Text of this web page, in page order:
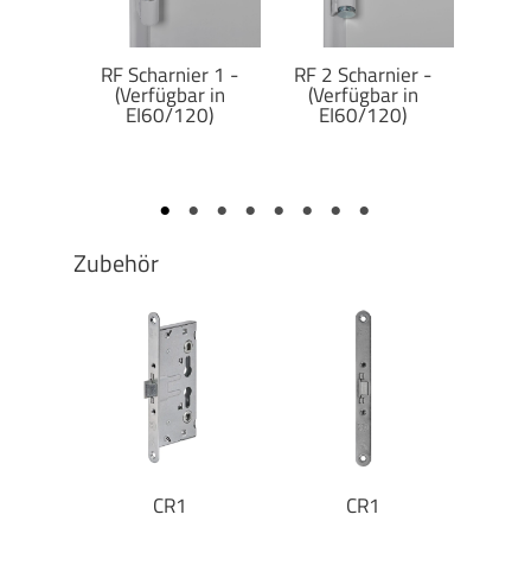
RF Scharnier 1 -
(Verfügbar in
EI60/120)
RF 2 Scharnier -
(Verfügbar in
EI60/120)
Zubehör
CR1 CR1